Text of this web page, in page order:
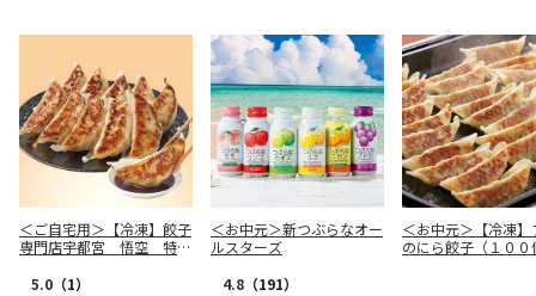
＜ご自宅用＞【冷凍】餃子
専門店宇都宮 悟空 特製
5.0 （1）
＜お中元＞新つぶらなオー
ルスターズ
4.8 （191）
＜お中元＞【冷凍】
のにら餃子（１００